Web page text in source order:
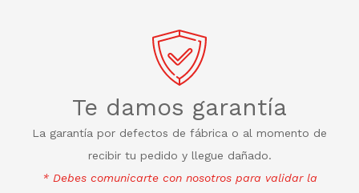
Te damos garantía
La garantía por defectos de fábrica o al momento de
recibir tu pedido y llegue dañado.
* Debes comunicarte con nosotros para validar la